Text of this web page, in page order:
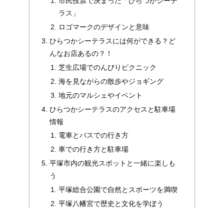
ラス」
ロゴマークのデザインと意味
ひらつかシーテラスには何ができる？ど
んなお店あるの？！
芝生広場でのんびりピクニック
海を見ながらの散歩やジョギング
地元のマルシェやイベント
ひらつかシーテラスのアクセスと駐車場
情報
電車とバスでの行き方
車での行き方と駐車場
平塚市内の観光スポットと一緒に楽しも
う
平塚総合公園で自然とスポーツを満喫
平塚八幡宮で歴史と文化を学ぼう